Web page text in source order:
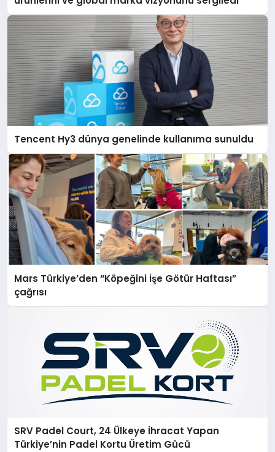
Tencent Hy3 dünya genelinde kullanıma sunuldu
Mars Türkiye’den “Köpeğini İşe Götür Haftası”
çağrısı
SRV Padel Court, 24 Ülkeye İhracat Yapan
Türkiye’nin Padel Kortu Üretim Gücü